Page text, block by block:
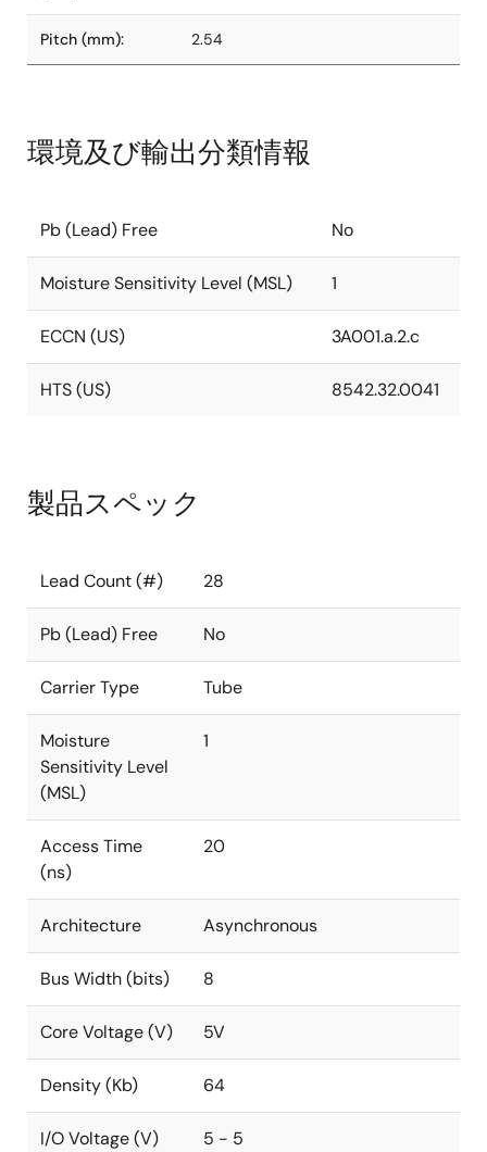
Pitch (mm): 2.54
環境及び輸出分類情報
Pb (Lead) Free No
Moisture Sensitivity Level (MSL) 1
ECCN (US) 3A001.a.2.c
HTS (US) 8542.32.0041
製品スペック
Lead Count (#) 28
Pb (Lead) Free No
Carrier Type Tube
Moisture
Sensitivity Level
(MSL)
1
Access Time
(ns)
20
Architecture Asynchronous
Bus Width (bits) 8
Core Voltage (V) 5V
Density (Kb) 64
I/O Voltage (V) 5 - 5